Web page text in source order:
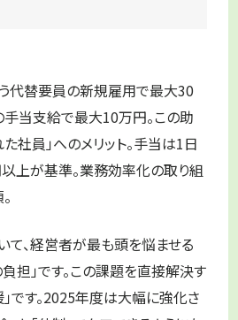
代替要員の新規雇用で最大30
当支給で最大10万円。この助
社員」へのメリット。手当は1日
上が基準。業務効率化の取り組
、経営者が最も頭を悩ませる
担」です。この課題を直接解決す
です。2025年度は大幅に強化さ